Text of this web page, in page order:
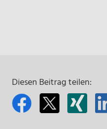
Diesen Beitrag teilen: